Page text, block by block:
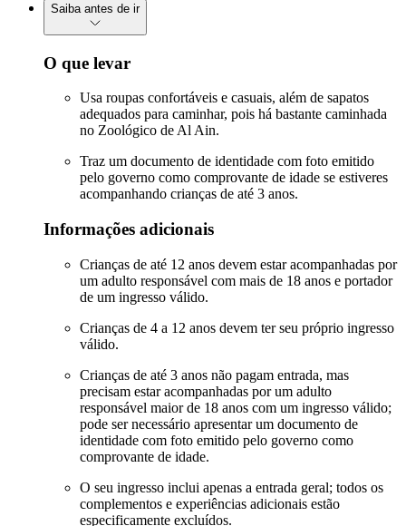
Saiba antes de ir
O que levar
Usa roupas confortáveis e casuais, além de sapatos
adequados para caminhar, pois há bastante caminhada
no Zoológico de Al Ain.
Traz um documento de identidade com foto emitido
pelo governo como comprovante de idade se estiveres
acompanhando crianças de até 3 anos.
Informações adicionais
Crianças de até 12 anos devem estar acompanhadas por
um adulto responsável com mais de 18 anos e portador
de um ingresso válido.
Crianças de 4 a 12 anos devem ter seu próprio ingresso
válido.
Crianças de até 3 anos não pagam entrada, mas
precisam estar acompanhadas por um adulto
responsável maior de 18 anos com um ingresso válido;
pode ser necessário apresentar um documento de
identidade com foto emitido pelo governo como
comprovante de idade.
O seu ingresso inclui apenas a entrada geral; todos os
complementos e experiências adicionais estão
especificamente excluídos.